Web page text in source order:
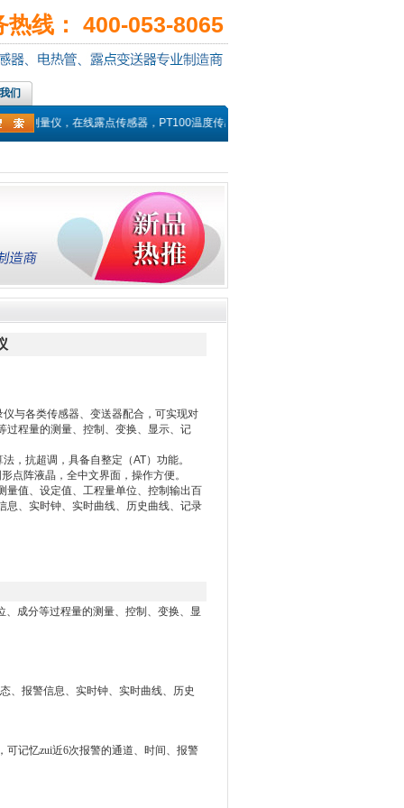
热线： 400-053-8065
们
测量仪，在线露点传感器，PT100温度传感器，热电偶探头，高温湿度传感器
与各类传感器、变送器配合，可实现对
过程量的测量、控制、变换、显示、记
，抗超调，具备自整定（AT）功能。
点阵液晶，全中文界面，操作方便。
量值、设定值、工程量单位、控制输出百
息、实时钟、实时曲线、历史曲线、记录
成分等过程量的测量、控制、变换、显
、报警信息、实时钟、实时曲线、历史
可记忆zui近6次报警的通道、时间、报警